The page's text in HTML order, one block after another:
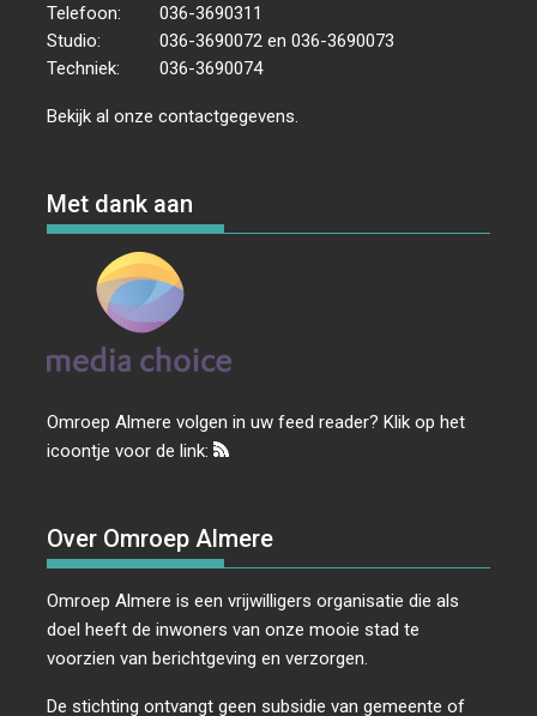
Telefoon:
036-3690311
Studio:
036-3690072 en 036-3690073
Techniek:
036-3690074
Bekijk al onzecontactgegevens
Met dank aan
Omroep Almere volgen in uw feed reader? Klik op het
icoontje voor de link:
Over Omroep Almere
Omroep Almere is een vrijwilligers organisatie die als
doel heeft de inwoners van onze mooie stad te
voorzien van berichtgeving en verzorgen.
De stichting ontvangt geen subsidie van gemeente of